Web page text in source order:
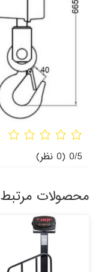
0/5 (0 نظر)
محصولات مرتبط